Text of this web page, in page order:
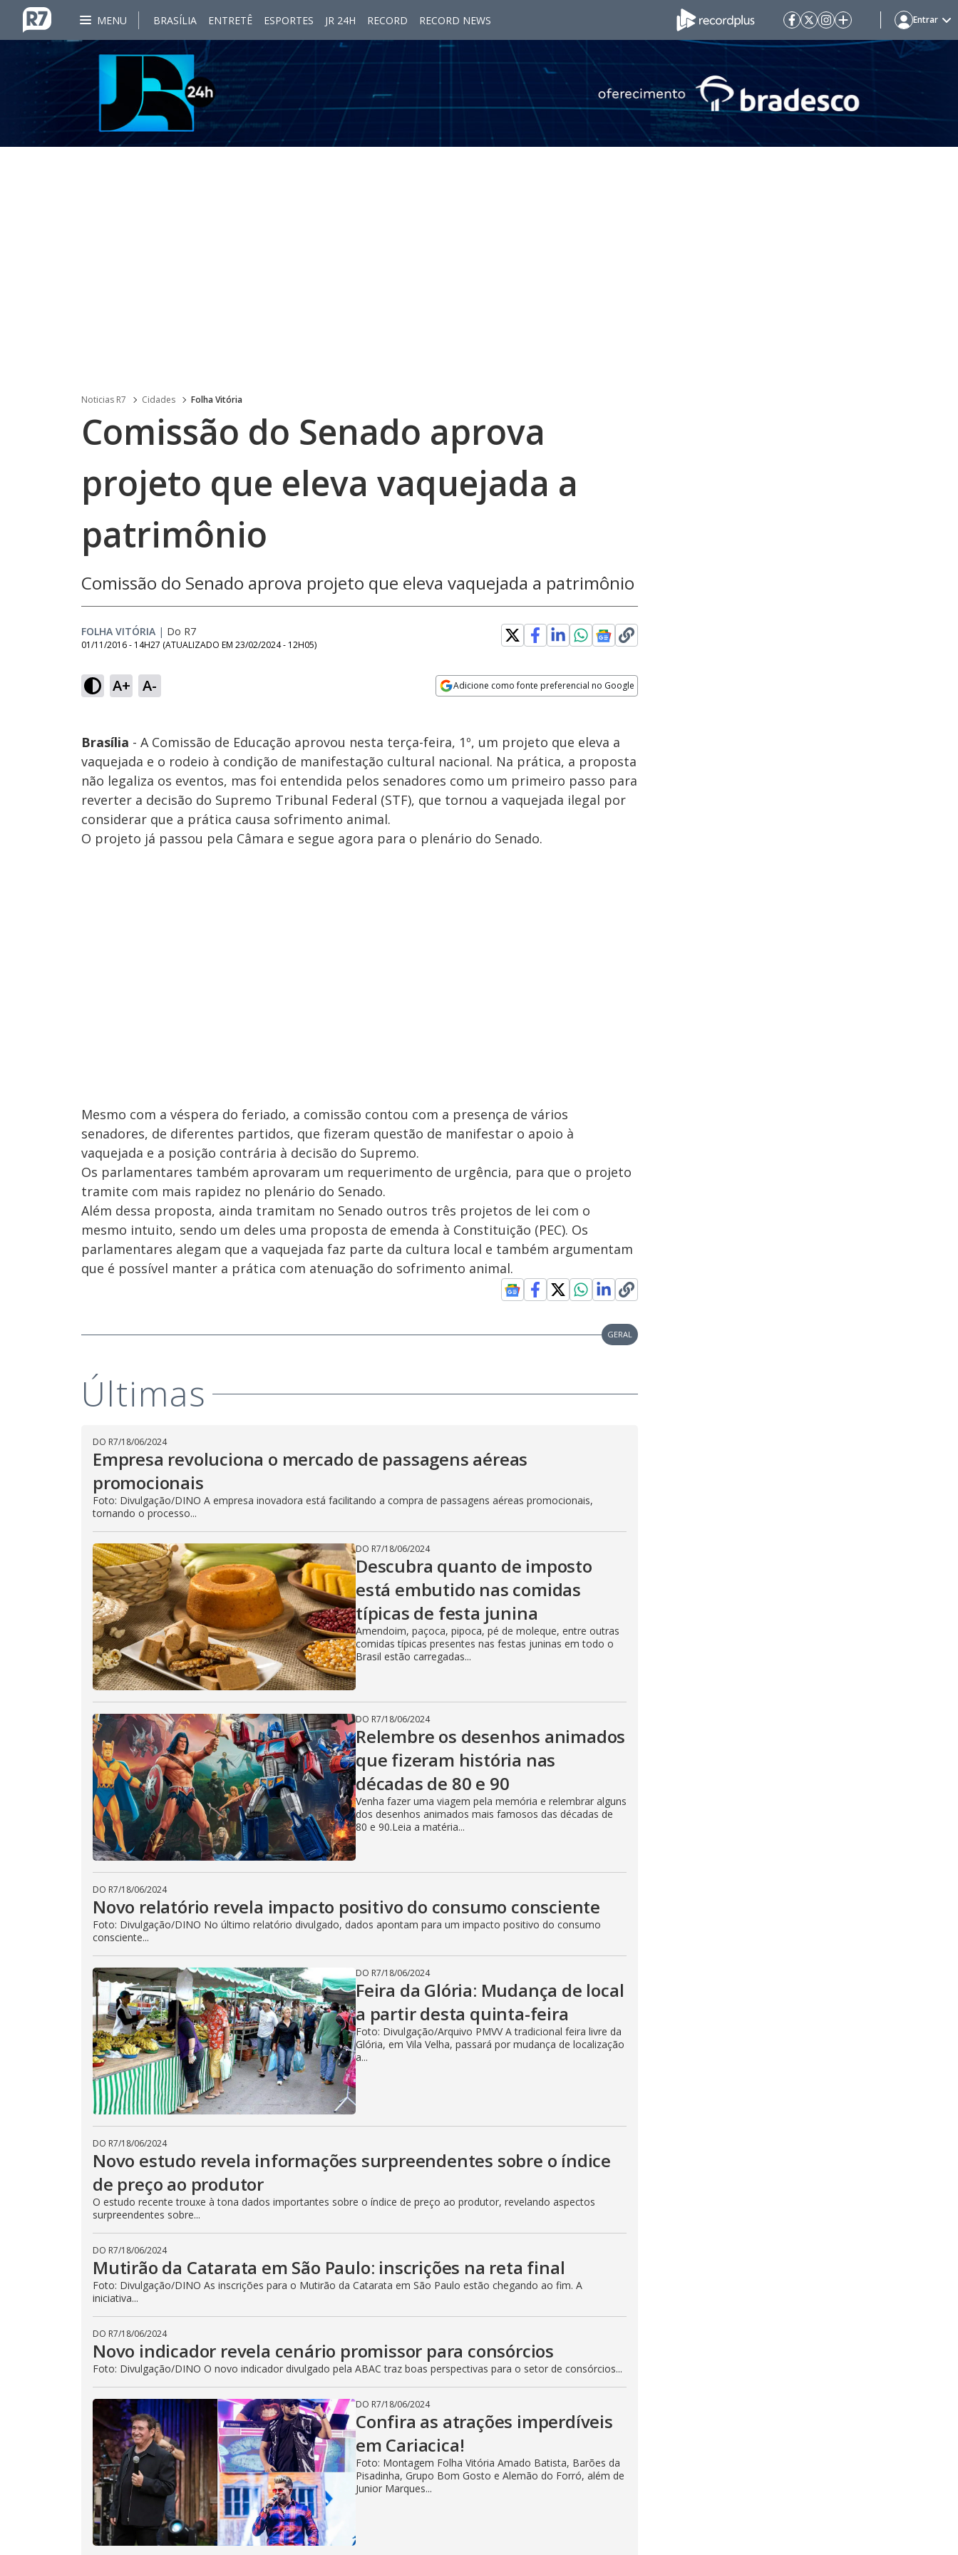
MENU BRASÍLIA ENTRETÊ ESPORTES JR 24H RECORD RECORD NEWS Entrar
Noticias R7 Cidades Folha Vitória
Comissão do Senado aprova
projeto que eleva vaquejada a
patrimônio
Comissão do Senado aprova projeto que eleva vaquejada a patrimônio
FOLHA VITÓRIA | Do R7
01/11/2016 - 14H27 (ATUALIZADO EM 23/02/2024 - 12H05)
A+ A- Adicione como fonte preferencial no Google
Brasília - A Comissão de Educação aprovou nesta terça-feira, 1º, um projeto que eleva a
vaquejada e o rodeio à condição de manifestação cultural nacional. Na prática, a proposta
não legaliza os eventos, mas foi entendida pelos senadores como um primeiro passo para
reverter a decisão do Supremo Tribunal Federal (STF), que tornou a vaquejada ilegal por
considerar que a prática causa sofrimento animal.
O projeto já passou pela Câmara e segue agora para o plenário do Senado.
Mesmo com a véspera do feriado, a comissão contou com a presença de vários
senadores, de diferentes partidos, que fizeram questão de manifestar o apoio à
vaquejada e a posição contrária à decisão do Supremo.
Os parlamentares também aprovaram um requerimento de urgência, para que o projeto
tramite com mais rapidez no plenário do Senado.
Além dessa proposta, ainda tramitam no Senado outros três projetos de lei com o
mesmo intuito, sendo um deles uma proposta de emenda à Constituição (PEC). Os
parlamentares alegam que a vaquejada faz parte da cultura local e também argumentam
que é possível manter a prática com atenuação do sofrimento animal.
GERAL
Últimas
DO R7/18/06/2024
Empresa revoluciona o mercado de passagens aéreas
promocionais
Foto: Divulgação/DINO A empresa inovadora está facilitando a compra de passagens aéreas promocionais,
tornando o processo...
DO R7/18/06/2024
Descubra quanto de imposto
está embutido nas comidas
típicas de festa junina
Amendoim, paçoca, pipoca, pé de moleque, entre outras
comidas típicas presentes nas festas juninas em todo o
Brasil estão carregadas...
DO R7/18/06/2024
Relembre os desenhos animados
que fizeram história nas
décadas de 80 e 90
Venha fazer uma viagem pela memória e relembrar alguns
dos desenhos animados mais famosos das décadas de
80 e 90.Leia a matéria...
DO R7/18/06/2024
Novo relatório revela impacto positivo do consumo consciente
Foto: Divulgação/DINO No último relatório divulgado, dados apontam para um impacto positivo do consumo
consciente...
DO R7/18/06/2024
Feira da Glória: Mudança de local
a partir desta quinta-feira
Foto: Divulgação/Arquivo PMVV A tradicional feira livre da
Glória, em Vila Velha, passará por mudança de localização
a...
DO R7/18/06/2024
Novo estudo revela informações surpreendentes sobre o índice
de preço ao produtor
O estudo recente trouxe à tona dados importantes sobre o índice de preço ao produtor, revelando aspectos
surpreendentes sobre...
DO R7/18/06/2024
Mutirão da Catarata em São Paulo: inscrições na reta final
Foto: Divulgação/DINO As inscrições para o Mutirão da Catarata em São Paulo estão chegando ao fim. A
iniciativa...
DO R7/18/06/2024
Novo indicador revela cenário promissor para consórcios
Foto: Divulgação/DINO O novo indicador divulgado pela ABAC traz boas perspectivas para o setor de consórcios...
DO R7/18/06/2024
Confira as atrações imperdíveis
em Cariacica!
Foto: Montagem Folha Vitória Amado Batista, Barões da
Pisadinha, Grupo Bom Gosto e Alemão do Forró, além de
Junior Marques...